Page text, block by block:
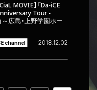
MOVIE】「Da-iCE
Tour -
～広島・上野学園ホー
channel 2018.12.02